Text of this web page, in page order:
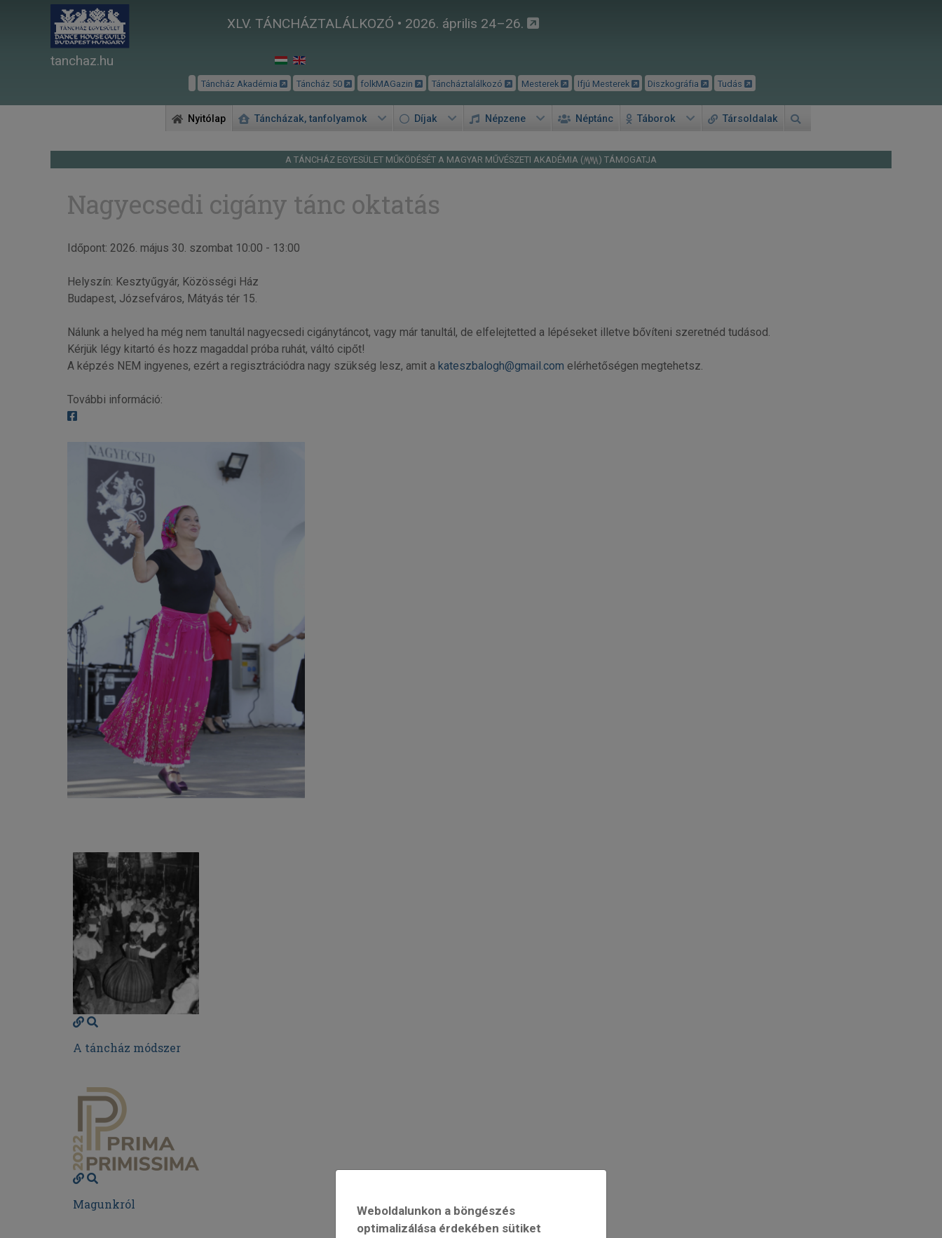
XLV. TÁNCHÁZTALÁLKOZÓ • 2026. április 24–26.
tanchaz.hu
Táncház Akadémia Táncház 50 folkMAGazin Táncháztalálkozó Mesterek Ifjú Mesterek Diszkográfia Tudás
Nyitólap Táncházak, tanfolyamok Díjak Népzene Néptánc Táborok Társoldalak
A TÁNCHÁZ EGYESÜLET MŰKÖDÉSÉT A MAGYAR MŰVÉSZETI AKADÉMIA ( ) TÁMOGATJA
Nagyecsedi cigány tánc oktatás
Időpont: 2026. május 30. szombat 10:00 - 13:00
Helyszín: Kesztyűgyár, Közösségi Ház
Budapest, Józsefváros, Mátyás tér 15.
Nálunk a helyed ha még nem tanultál nagyecsedi cigánytáncot, vagy már tanultál, de elfelejtetted a lépéseket illetve bővíteni szeretnéd tudásod.
Kérjük légy kitartó és hozz magaddal próba ruhát, váltó cipőt!
A képzés NEM ingyenes, ezért a regisztrációdra nagy szükség lesz, amit a kateszbalogh@gmail.com elérhetőségen megtehetsz.
További információ:
Weboldalunkon a böngészés
optimalizálása érdekében sütiket
A táncház módszer
Magunkról